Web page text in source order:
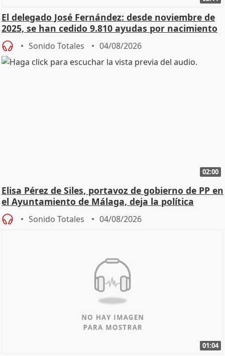
El delegado José Fernández: desde noviembre de
2025, se han cedido 9.810 ayudas por nacimiento
Sonido Totales 04/08/2026
02:00
Elisa Pérez de Siles, portavoz de gobierno de PP en
el Ayuntamiento de Málaga, deja la política
Sonido Totales 04/08/2026
01:04